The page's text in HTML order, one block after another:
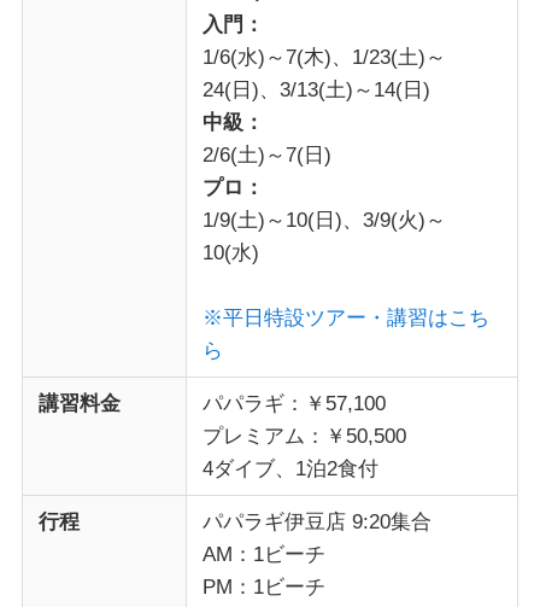
入門：
1/6(水)～7(木)、1/23(土)～
24(日)、3/13(土)～14(日)
中級：
2/6(土)～7(日)
プロ：
1/9(土)～10(日)、3/9(火)～
10(水)
※平日特設ツアー・講習はこち
ら
講習料金
パパラギ：￥57,100
プレミアム：￥50,500
4ダイブ、1泊2食付
行程
パパラギ伊豆店 9:20集合
AM：1ビーチ
PM：1ビーチ